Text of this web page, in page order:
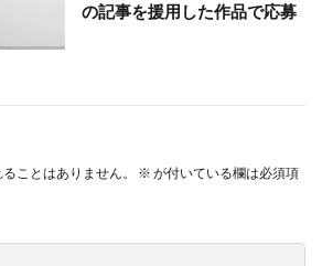
の記事を援用した作品で応募
ことはありません。 ※ が付いている欄は必須項